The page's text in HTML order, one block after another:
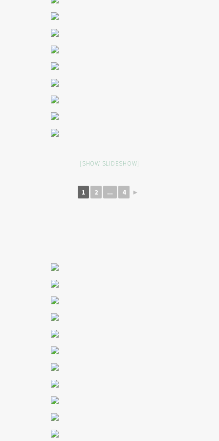
[SHOW SLIDESHOW]
1 2 ... 4 ►